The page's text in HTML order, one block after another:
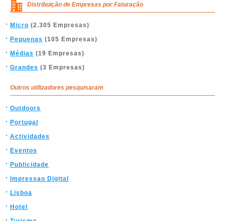
Distribuição de Empresas por Faturação
Micro (2.305 Empresas)
Pequenas (105 Empresas)
Médias (19 Empresas)
Grandes (3 Empresas)
Outros utilizadores pesquisaram
Outdoors
Portugal
Actividades
Eventos
Publicidade
Impressao Digital
Lisboa
Hotel